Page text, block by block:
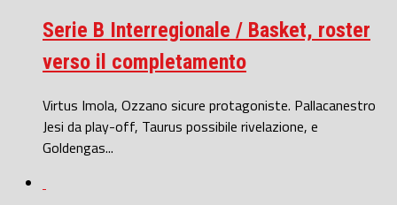
Serie B Interregionale / Basket, roster
verso il completamento
Virtus Imola, Ozzano sicure protagoniste. Pallacanestro
Jesi da play-off, Taurus possibile rivelazione, e
Goldengas...